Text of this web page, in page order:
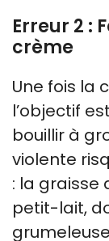
Erreur 2 :
crème
Une fois la
l’objectif
bouillir à
violente
: la graisse
petit-lait,